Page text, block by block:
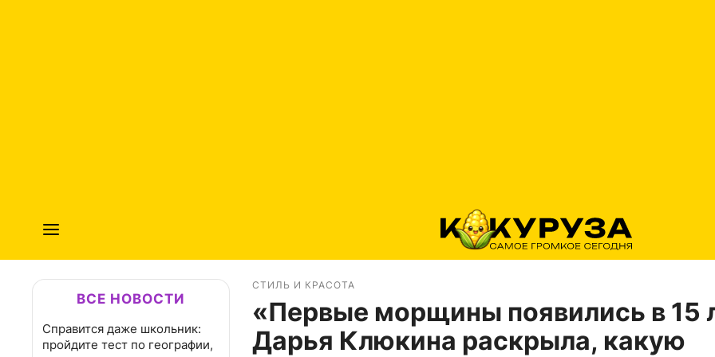
ВСЕ НОВОСТИ
Справится даже школьник:
пройдите тест по географии,
СТИЛЬ И КРАСОТА
«Первые морщины появились в 15
Дарья Клюкина раскрыла, какую